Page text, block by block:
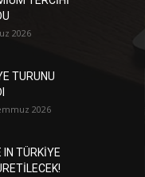
2026
TURUNU
2026
IN TÜRKİYE